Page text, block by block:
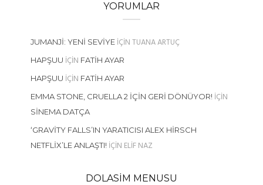
YORUMLAR
JUMANJI: YENI SEVIYEIÇINTUANA ARTUÇ
HAPŞUU IÇIN FATIH AYAR
HAPŞUU IÇIN FATIH AYAR
EMMA STONE, CRUELLA 2 İÇIN GERI DÖNÜYOR!IÇIN
SINEMA DATÇA
‘GRAVITY FALLS’IN YARATICISI ALEX HIRSCH
NETFLIX’LE ANLAŞTI!IÇIN ELIF NAZ
DOLASIM MENUSU